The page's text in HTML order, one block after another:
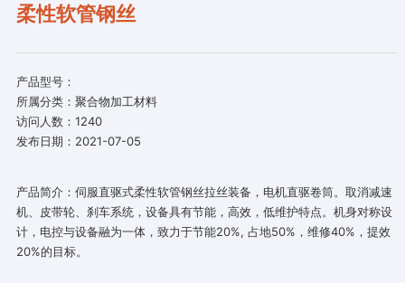
柔性软管钢丝
产品型号：
所属分类：聚合物加工材料
访问人数：1240
发布日期：2021-07-05
产品简介：伺服直驱式柔性软管钢丝拉丝装备，电机直驱卷筒。取消减速
机、皮带轮、刹车系统，设备具有节能，高效，低维护特点。机身对称设
计，电控与设备融为一体，致力于节能20%, 占地50%，维修40%，提效
20%的目标。